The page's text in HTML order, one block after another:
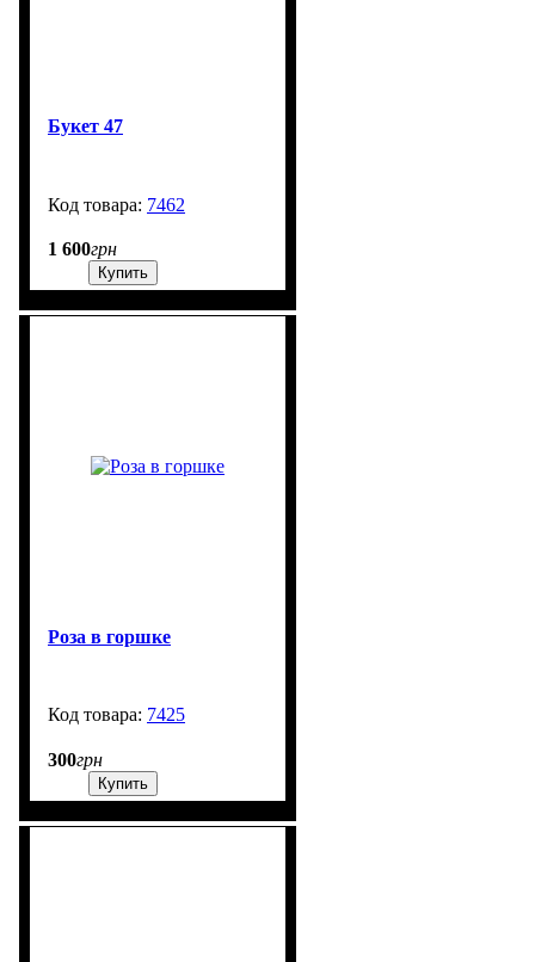
Букет 47
7462
1 600грн
Купить
Роза в горшке
7425
300грн
Купить